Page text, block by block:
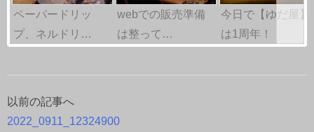
ペーパードリッ
プ、ネルドリ…
webでの販売準備
は整って…
今日で【ゆだ屋】
は1周年！
投
以前の記事へ
2022_0911_12324900